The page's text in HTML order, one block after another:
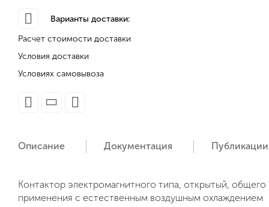
Варианты доставки:
Расчет стоимости доставки
Условия доставки
Условиях самовывоза
Описание Документация Публикации
Контактор электромагнитного типа, открытый, общего
применения с естественным воздушным охлаждением